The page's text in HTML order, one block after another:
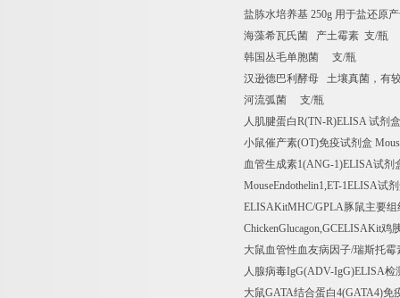
盐胨水培养基 250g 用于盐还原
海藻希瓦氏菌
产土霉素 支/瓶
韩国丛毛单胞菌
支/瓶
汉逊德巴利酵母
土壤真菌，有
河流弧菌
支/瓶
人肌腱蛋白R(TN-R)ELISA试剂盒
小鼠催产素(OT)免疫试剂盒
血管生成素1(ANG-1)ELISA试剂
MouseEndothelin1,ET-1ELISA试
ELISAKitMHC/GPLA豚鼠主要
ChickenGlucagon,GCELISAKit鸡
大鼠血管性血友病因子/瑞斯托霉
人腺病毒IgG(ADV-IgG)ELISA检
大鼠GATA结合蛋白4(GATA4)免